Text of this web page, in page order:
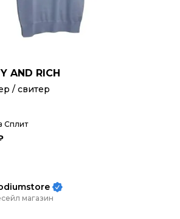
AND RICH
/ свитер
Сплит
магазин